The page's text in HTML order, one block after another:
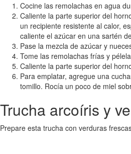
Cocine las remolachas en agua
Caliente la parte superior del
un recipiente resistente al calor,
caliente el azúcar en una sartén
Pase la mezcla de azúcar y
Tome las remolachas frías y
Caliente la parte superior del
Para emplatar, agregue una
tomillo. Rocía un poco de miel
Trucha arcoíris y
Prepare esta trucha con verduras